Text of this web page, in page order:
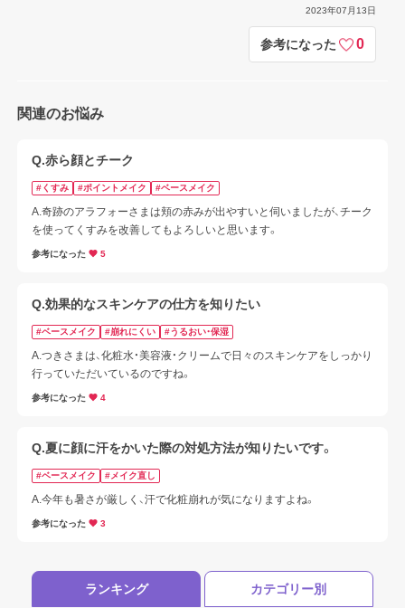
2023年07月13日
参考になった 0
関連のお悩み
Q.赤ら顔とチーク
#くすみ #ポイントメイク #ベースメイク
A.奇跡のアラフォーさまは頬の赤みが出やすいと伺いましたが、チーク
を使ってくすみを改善してもよろしいと思います。
参考になった 5
Q.効果的なスキンケアの仕方を知りたい
#ベースメイク #崩れにくい #うるおい・保湿
A.つきさまは、化粧水・美容液・クリームで日々のスキンケアをしっかり
行っていただいているのですね。
参考になった 4
Q.夏に顔に汗をかいた際の対処方法が知りたいです。
#ベースメイク #メイク直し
A.今年も暑さが厳しく、汗で化粧崩れが気になりますよね。
参考になった 3
ランキング カテゴリー別